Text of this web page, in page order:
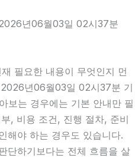
년06월03일 02시37분
필요한 내용이 무엇인지 먼
년06월03일 02시37분 기
보는 경우에는 기본 안내만 필
, 비용 조건, 진행 절차, 준비
해야 하는 경우도 있습니다.
단하기보다는 전체 흐름을 살